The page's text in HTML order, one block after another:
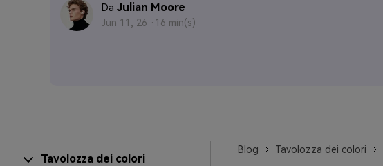
Da Julian Moore
Jun 11, 26 · 16 min(s)
Tavolozza dei colori
Blog Tavolozza dei colori